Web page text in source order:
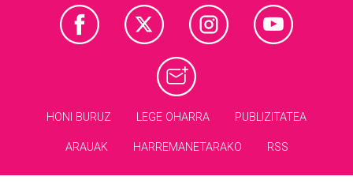
HONI BURUZ LEGE OHARRA PUBLIZITATEA
ARAUAK HARREMANETARAKO RSS